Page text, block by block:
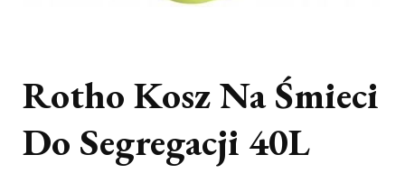
Rotho Kosz Na Śmieci
Do Segregacji 40L